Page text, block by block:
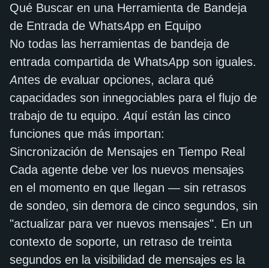
Qué Buscar en una Herramienta de Bandeja
de Entrada de WhatsApp en Equipo
No todas las herramientas de bandeja de
entrada compartida de WhatsApp son iguales.
Antes de evaluar opciones, aclara qué
capacidades son innegociables para el flujo de
trabajo de tu equipo. Aquí están las cinco
funciones que más importan:
Sincronización de Mensajes en Tiempo Real
Cada agente debe ver los nuevos mensajes
en el momento en que llegan — sin retrasos
de sondeo, sin demora de cinco segundos, sin
"actualizar para ver nuevos mensajes". En un
contexto de soporte, un retraso de treinta
segundos en la visibilidad de mensajes es la